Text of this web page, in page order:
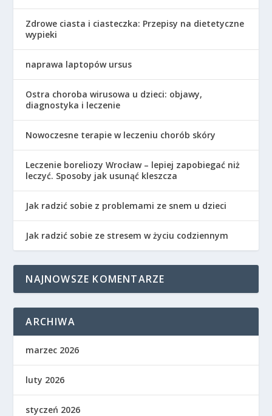
Zdrowe ciasta i ciasteczka: Przepisy na dietetyczne
wypieki
naprawa laptopów ursus
Ostra choroba wirusowa u dzieci: objawy,
diagnostyka i leczenie
Nowoczesne terapie w leczeniu chorób skóry
Leczenie boreliozy Wrocław – lepiej zapobiegać niż
leczyć. Sposoby jak usunąć kleszcza
Jak radzić sobie z problemami ze snem u dzieci
Jak radzić sobie ze stresem w życiu codziennym
NAJNOWSZE KOMENTARZE
ARCHIWA
marzec 2026
luty 2026
styczeń 2026